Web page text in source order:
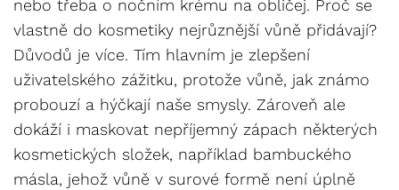
nebo třeba o nočním krému na obličej. Proč se
vlastně do kosmetiky nejrůznější vůně přidávají?
Důvodů je více. Tím hlavním je zlepšení
uživatelského zážitku, protože vůně, jak známo
probouzí a hýčkají naše smysly. Zároveň ale
dokáží i maskovat nepříjemný zápach některých
kosmetických složek, například bambuckého
másla, jehož vůně v surové formě není úplně